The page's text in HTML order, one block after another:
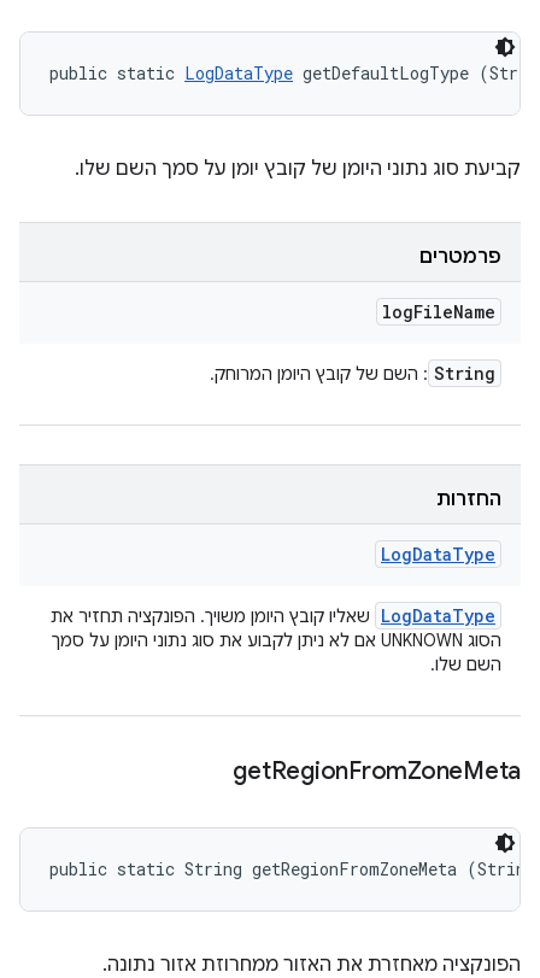
public static LogDataType getDefaultLogType
קביעת סוג נתוני היומן של קובץ יומן על סמך השם שלו.
פרמטרים
logFileName
String : השם של קובץ היומן המרוחק.
החזרות
LogDataType
LogDataType
שאליו קובץ היומן משויך. הפונקציה תחזיר את
הסוג UNKNOWN אם לא ניתן לקבוע את סוג נתוני היומן על סמך
השם שלו.
getRegionFromZoneMeta
public static String getRegionFromZoneMeta
הפונקציה מאחזרת את האזור ממחרוזת אזור נתונה.